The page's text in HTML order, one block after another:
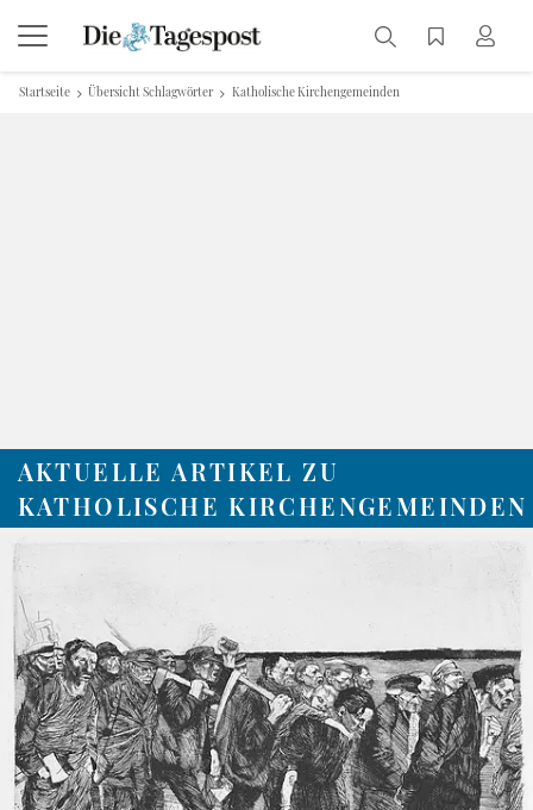
Startseite Übersicht Schlagwörter Katholische Kirchengemeinden
AKTUELLE ARTIKEL ZU
KATHOLISCHE KIRCHENGEMEINDEN